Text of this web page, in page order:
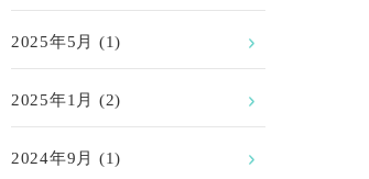
2025年5月 (1)
2025年1月 (2)
2024年9月 (1)